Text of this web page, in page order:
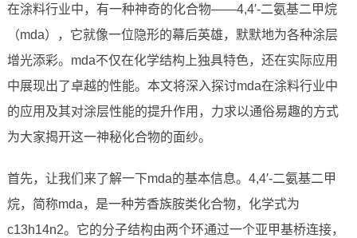
在涂料行业中，有一种神奇的化合物——4,4′-二氨基二甲烷
（mda），它就像一位隐形的幕后英雄，默默地为各种涂层
增光添彩。mda不仅在化学结构上独具特色，还在实际应用
中展现出了卓越的性能。本文将深入探讨mda在涂料行业中
的应用及其对涂层性能的提升作用，力求以通俗易趣的方式
为大家揭开这一神秘化合物的面纱。
首先，让我们来了解一下mda的基本信息。4,4′-二氨基二甲
烷，简称mda，是一种芳香族胺类化合物，化学式为
c13h14n2。它的分子结构由两个环通过一个亚甲基桥连接，